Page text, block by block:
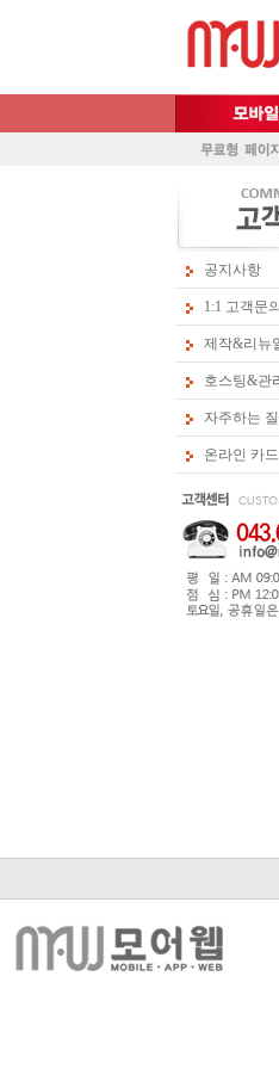
공지사항
1:1 고객문의
제작&리뉴
호스팅&관
자주하는
온라인 카